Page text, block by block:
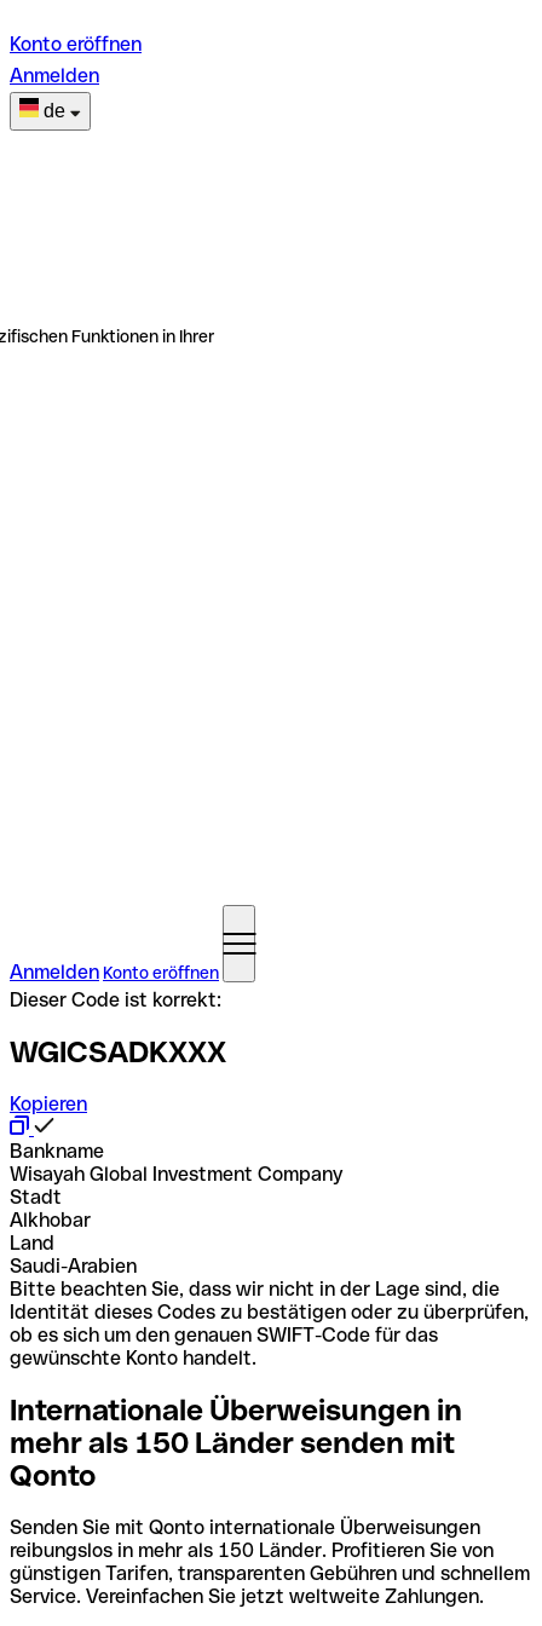
Konto eröffnen
Anmelden
de
Funktionen in Ihrer
Anmelden Konto eröffnen
Dieser Code ist korrekt:
WGICSADKXXX
Kopieren
Bankname
Wisayah Global Investment Company
Stadt
Alkhobar
Land
Saudi-Arabien
Bitte beachten Sie, dass wir nicht in der Lage sind, die
Identität dieses Codes zu bestätigen oder zu überprüfen,
ob es sich um den genauen SWIFT-Code für das
gewünschte Konto handelt.
Internationale Überweisungen in
mehr als 150 Länder senden mit
Qonto
Senden Sie mit Qonto internationale Überweisungen
reibungslos in mehr als 150 Länder. Profitieren Sie von
günstigen Tarifen, transparenten Gebühren und schnellem
Service. Vereinfachen Sie jetzt weltweite Zahlungen.